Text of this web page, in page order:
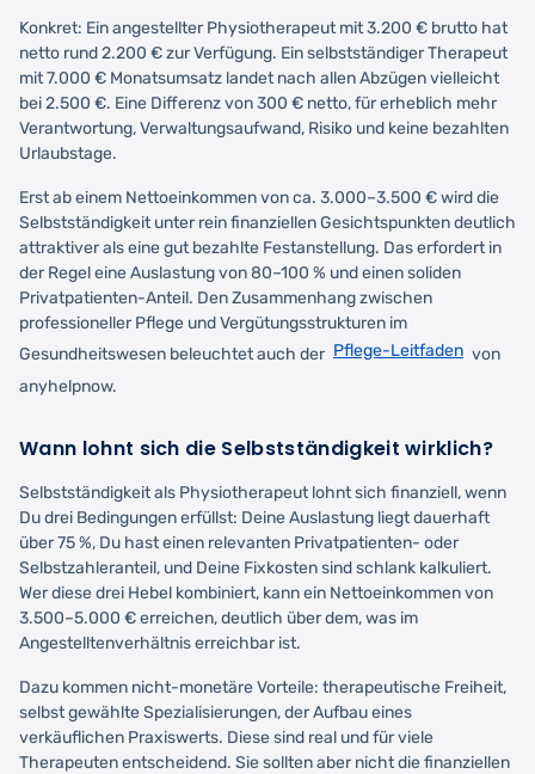
Konkret: Ein angestellter Physiotherapeut mit 3.200 € brutto hat
netto rund 2.200 € zur Verfügung. Ein selbstständiger Therapeut
mit 7.000 € Monatsumsatz landet nach allen Abzügen vielleicht
bei 2.500 €. Eine Differenz von 300 € netto, für erheblich mehr
Verantwortung, Verwaltungsaufwand, Risiko und keine bezahlten
Urlaubstage.
Erst ab einem Nettoeinkommen von ca. 3.000–3.500 € wird die
Selbstständigkeit unter rein finanziellen Gesichtspunkten deutlich
attraktiver als eine gut bezahlte Festanstellung. Das erfordert in
der Regel eine Auslastung von 80–100 % und einen soliden
Privatpatienten-Anteil. Den Zusammenhang zwischen
professioneller Pflege und Vergütungsstrukturen im
Gesundheitswesen beleuchtet auch der Pflege-Leitfaden von
anyhelpnow.
Wann lohnt sich die Selbstständigkeit wirklich?
Selbstständigkeit als Physiotherapeut lohnt sich finanziell, wenn
Du drei Bedingungen erfüllst: Deine Auslastung liegt dauerhaft
über 75 %, Du hast einen relevanten Privatpatienten- oder
Selbstzahleranteil, und Deine Fixkosten sind schlank kalkuliert.
Wer diese drei Hebel kombiniert, kann ein Nettoeinkommen von
3.500–5.000 € erreichen, deutlich über dem, was im
Angestelltenverhältnis erreichbar ist.
Dazu kommen nicht-monetäre Vorteile: therapeutische Freiheit,
selbst gewählte Spezialisierungen, der Aufbau eines
verkäuflichen Praxiswerts. Diese sind real und für viele
Therapeuten entscheidend. Sie sollten aber nicht die finanziellen